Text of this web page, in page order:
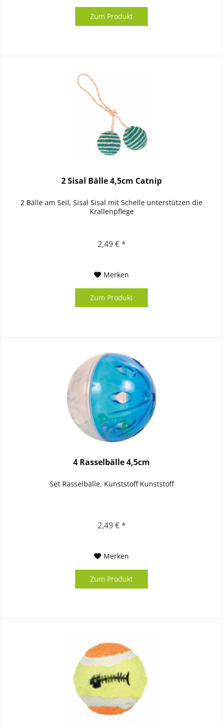
Zum Produkt
2 Sisal Bälle 4,5cm Catnip
2 Bälle am Seil, Sisal Sisal mit Schelle unterstützen die
Krallenpflege
2,49 € *
Merken
Zum Produkt
4 Rasselbälle 4,5cm
Set Rasselbälle, Kunststoff Kunststoff
2,49 € *
Merken
Zum Produkt